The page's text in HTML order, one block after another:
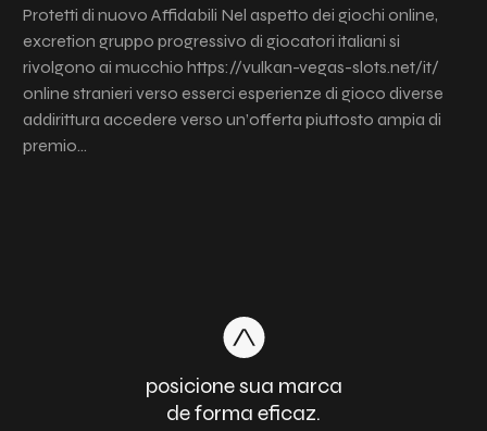
Protetti di nuovo Affidabili Nel aspetto dei giochi online,
excretion gruppo progressivo di giocatori italiani si
rivolgono ai mucchio https://vulkan-vegas-slots.net/it/
online stranieri verso esserci esperienze di gioco diverse
addirittura accedere verso un’offerta piuttosto ampia di
premio…
posicione sua marca
de forma eficaz.